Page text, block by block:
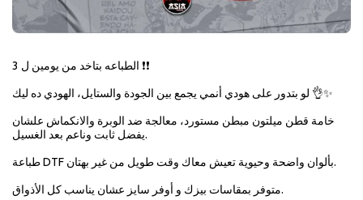
الطباعه بتاخد من يومين ل 3 ❗❗
لو بتدور على هودي أنمي يجمع بين الجودة والستايل، الهودي ده ليك 👌✨
خامة قطن ميلتون مبطن مستورد، معالجة ضد الوبرة والانكماش علشان
يفضل ثابت وناعم بعد الغسيل.
طباعة DTF بألوان واضحة وحيوية تعيش معاك وقت طويل من غير بهتان.
متوفر بمقاسات بيزك و أوفر سايز عشان يناسب كل الأذواق.